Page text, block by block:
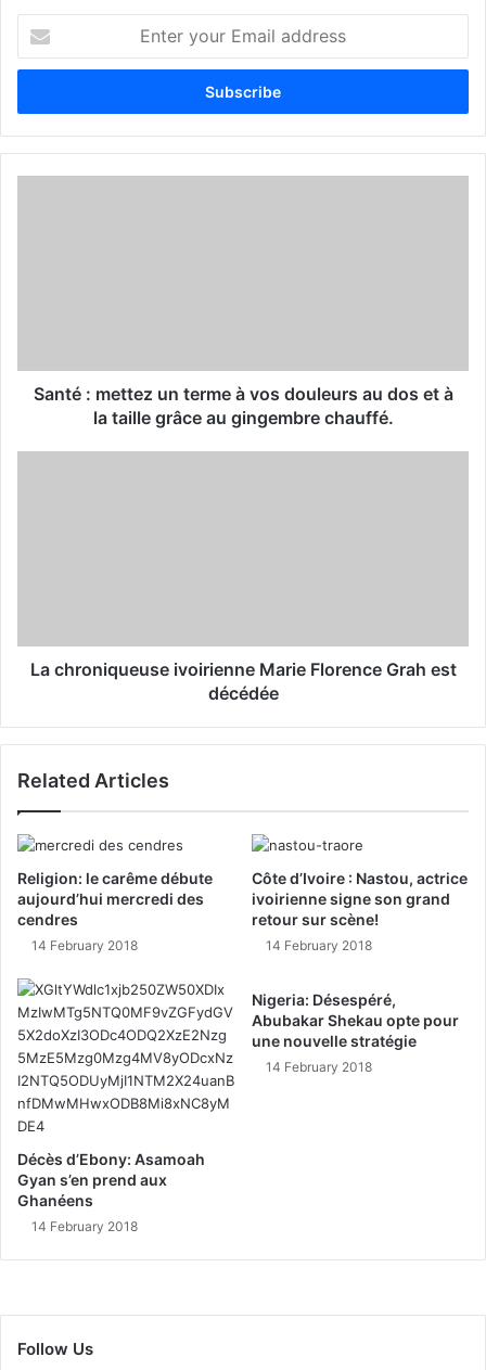
t
r
y
Santé : mettez un terme à vos douleurs au dos et à
la taille grâce au gingembre chauffé.
La chroniqueuse ivoirienne Marie Florence Grah est
décédée
Related Articles
Religion: le carême débute
aujourd’hui mercredi des
cendres
14 February 2018
Côte d’Ivoire : Nastou, actrice
ivoirienne signe son grand
retour sur scène!
14 February 2018
Décès d’Ebony: Asamoah
Gyan s’en prend aux
Ghanéens
14 February 2018
Nigeria: Désespéré,
Abubakar Shekau opte pour
une nouvelle stratégie
14 February 2018
Follow Us